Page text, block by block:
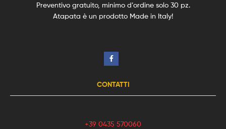
Preventivo gratuito, minimo d’ordine solo 30 pz.
Atapata è un prodotto Made in Italy!
CONTATTI
+39 0435 570060